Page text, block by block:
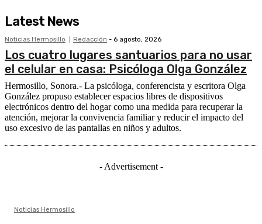
Latest News
Noticias Hermosillo Redacción - 6 agosto, 2026
Los cuatro lugares santuarios para no usar
el celular en casa: Psicóloga Olga González
Hermosillo, Sonora.- La psicóloga, conferencista y escritora Olga
González propuso establecer espacios libres de dispositivos
electrónicos dentro del hogar como una medida para recuperar la
atención, mejorar la convivencia familiar y reducir el impacto del
uso excesivo de las pantallas en niños y adultos.
- Advertisement -
Noticias Hermosillo